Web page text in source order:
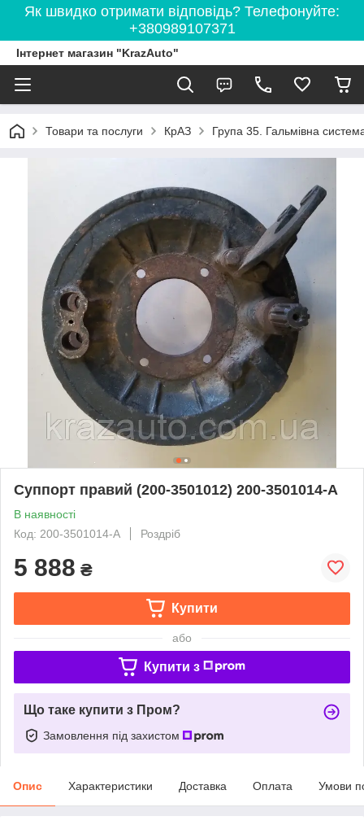
Як швидко отримати відповідь? Телефонуйте:
+380989107371
Інтернет магазин "KrazAuto"
Товари та послуги КрАЗ Група 35. Гальмівна
Суппорт правий (200-3501012) 200-3501014-А
В наявності
Код: 200-3501014-A
Роздріб
5 888 ₴
Купити
або
Купити з
Що таке купити з Пром?
Замовлення під захистом
Опис Характеристики Доставка Оплата Умови